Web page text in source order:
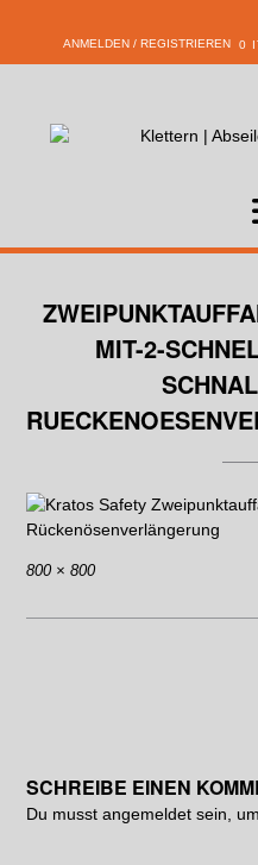
ANMELDEN / REGISTRIEREN 0
MIT-2-
800 × 800
SCHREIBE EINEN
Du musst angemeldet sein,